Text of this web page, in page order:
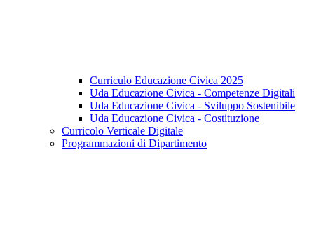
Curriculo Educazione Civica 2025
Uda Educazione Civica - Competenze Digitali
Uda Educazione Civica - Sviluppo Sostenibile
Uda Educazione Civica - Costituzione
Curricolo Verticale Digitale
Programmazioni di Dipartimento